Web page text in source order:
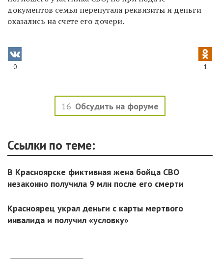
документов семья перепутала реквизиты и деньги
оказались на счете его дочери.
0 1
16 Обсудить на форуме
Ссылки по теме:
В Красноярске фиктивная жена бойца СВО
незаконно получила 9 млн после его смерти
Красноярец украл деньги с карты мертвого
инвалида и получил «условку»